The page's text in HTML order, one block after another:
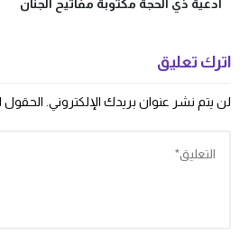
أدعية ذي الحجة مكتوبة مفاتيح الجنان
اترك تعليق
لن يتم نشر عنوان بريدك الإلكتروني. الحقول